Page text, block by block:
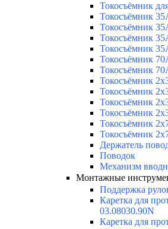
Токосъёмник
Токосъёмник
Токосъёмник
Токосъёмник
Токосъёмник
Токосъёмник
Токосъёмник
Токосъёмник
Токосъёмник
Токосъёмник
Токосъёмник
Токосъёмник
Токосъёмник
Держатель
Поводок
Механизм
Монтажные
Поддержка
Каретка для
03.08030.90N
Каретка для